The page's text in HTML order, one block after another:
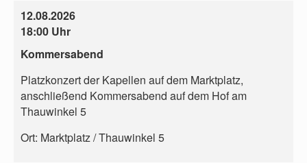
12.08.2026
18:00 Uhr
Kommersabend
Platzkonzert der Kapellen auf dem Marktplatz,
anschließend Kommersabend auf dem Hof am
Thauwinkel 5
Ort: Marktplatz / Thauwinkel 5